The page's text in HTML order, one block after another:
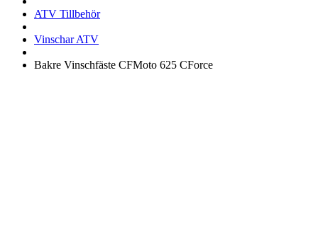
ATV Tillbehör
Vinschar ATV
Bakre Vinschfäste CFMoto 625 CForce